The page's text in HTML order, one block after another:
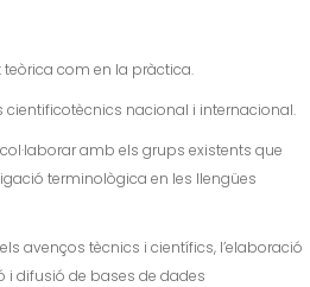
com en la pràctica.
nacional i internacional.
amb els grups existents que
terminològica en les llengües
avenços tècnics i científics, l’elaboració
i difusió de bases de dades